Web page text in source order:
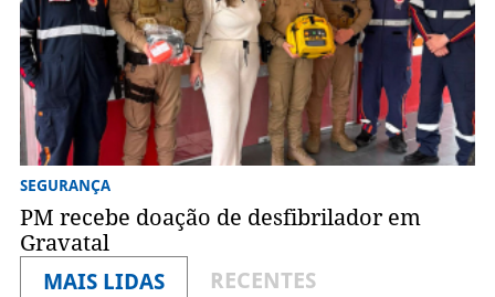
SEGURANÇA
PM recebe doação de desfibrilador em
Gravatal
MAIS LIDAS
RECENTES